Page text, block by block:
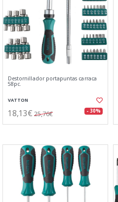
Destornillador portapuntas carraca
58pc.
VATTON
18,13€ 25,76€ - 30%